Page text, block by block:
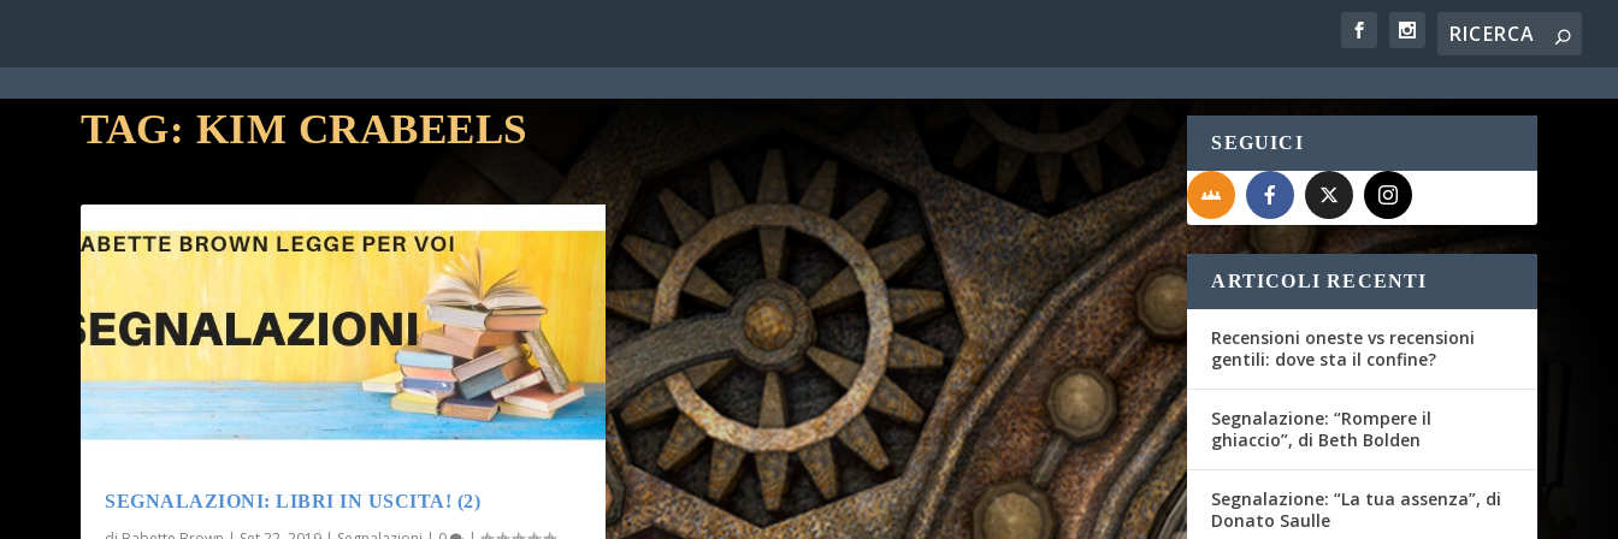
TAG: KIM CRABEELS
SEGNALAZIONI: LIBRI IN USCITA! (2)
SEGUICI
ARTICOLI RECENTI
Recensioni oneste vs recensioni
gentili: dove sta il confine?
Segnalazione: “Rompere il
ghiaccio”, di Beth Bolden
Segnalazione: “La tua assenza”, di
Donato Saulle